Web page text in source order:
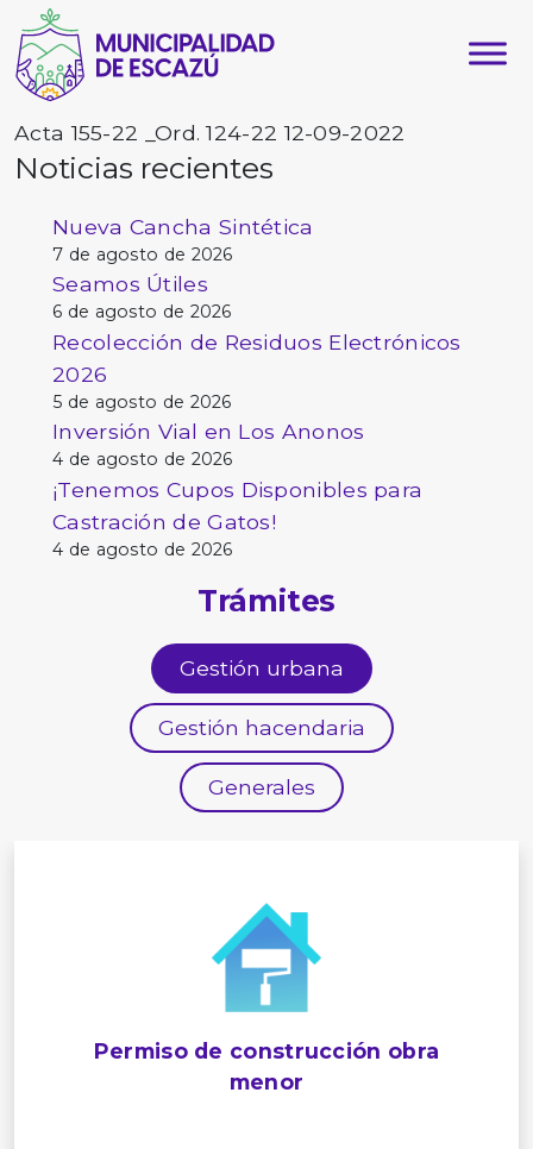
Acta 155-22 _Ord. 124-22 12-09-2022
Noticias recientes
Nueva Cancha Sintética
7 de agosto de 2026
Seamos Útiles
6 de agosto de 2026
Recolección de Residuos Electrónicos
2026
5 de agosto de 2026
Inversión Vial en Los Anonos
4 de agosto de 2026
¡Tenemos Cupos Disponibles para
Castración de Gatos!
4 de agosto de 2026
Trámites
Gestión urbana
Gestión hacendaria
Generales
Permiso de construcción obra
menor